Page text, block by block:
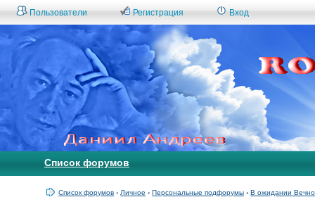
Пользователи Регистрация Вход
Список форумов
Список форумов ‹ Личное ‹ Персональные подфорумы ‹ В ожидании